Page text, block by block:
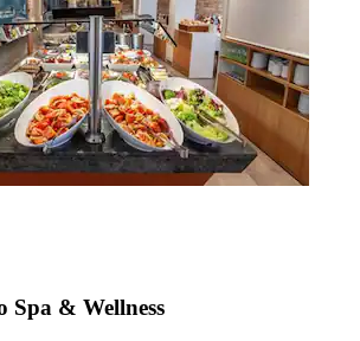
Spa & Wellness